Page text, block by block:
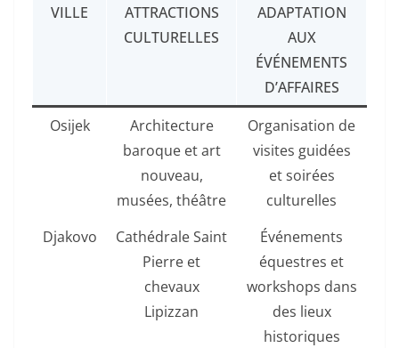
VILLE
ATTRACTIONS
CULTURELLES
ADAPTATION
AUX
ÉVÉNEMENTS
D’AFFAIRES
Osijek
Architecture
baroque et art
nouveau,
musées, théâtre
Organisation de
visites guidées
et soirées
culturelles
Djakovo
Cathédrale Saint
Pierre et
chevaux
Lipizzan
Événements
équestres et
workshops dans
des lieux
historiques